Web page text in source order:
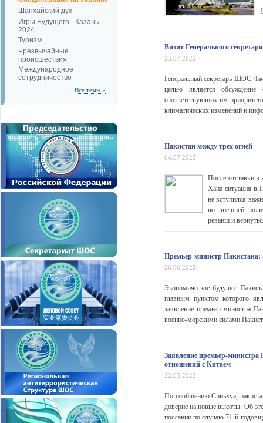
Шанхайский дух
Игры Будущего - Казань
2024
Туризм
Чрезвычайные
происшествия
Международное
сотрудничество
Все темы »
Визит Генерального
23.07.2022
Генеральный секретарь ШОС
целью является обсуждение
соответствующих им
климатических изменений и
Пакистан между трех огней
04.07.2022
После отставки в
Хана ситуация в
не вступился
во внешней
реванш и
Премьер-министр Пакистана:
26.06.2022
Экономическое будущее
главным пунктом которого
заявление премьер-министра
военно-морскими силами
Заявление премьер-
отношений с Китаем
22.05.2022
По сообщению Синьхуа,
доверие на новые высоты. Об
послании по случаю 71-й